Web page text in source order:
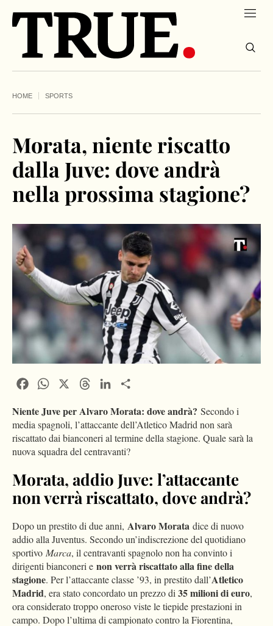
HOME SPORTS
Morata, niente riscatto
dalla Juve: dove andrà
nella prossima stagione?
FacebookWhatsApp ThreadsLinkedIn
Niente Juve per Alvaro Morata: dove andrà? Secondo i
media spagnoli, l’attaccante dell’Atletico Madrid non sarà
riscattato dai bianconeri al termine della stagione. Quale sarà la
nuova squadra del centravanti?
Morata, addio Juve: l’attaccante
non verrà riscattato, dove andrà?
Dopo un prestito di due anni, Alvaro Morata dice di nuovo
addio alla Juventus. Secondo un’indiscrezione del quotidiano
sportivo Marca, il centravanti spagnolo non ha convinto i
dirigenti bianconeri e non verrà riscattato alla fine della
stagione. Per l’attaccante classe ’93, in prestito dall’Atletico
Madrid, era stato concordato un prezzo di35 milioni di euro,
ora considerato troppo oneroso viste le tiepide prestazioni in
campo. Dopo l’ultima di campionato contro la Fiorentina,